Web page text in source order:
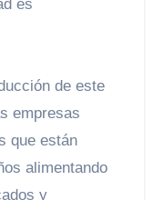
es
de este
empresas
que están
alimentando
y